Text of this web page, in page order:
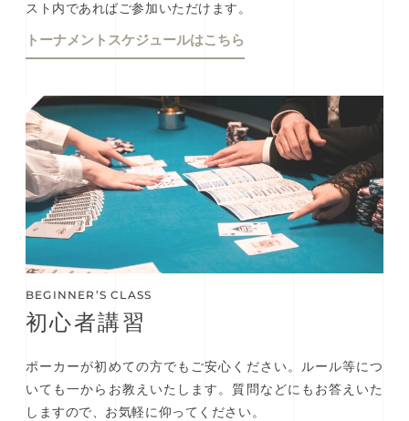
スト内であればご参加いただけます。
トーナメントスケジュールはこちら
BEGINNER’S CLASS
初⼼者講習
ポーカーが初めての方でもご安心ください。ルール等につ
いても一からお教えいたします。質問などにもお答えいた
しますので、お気軽に仰ってください。